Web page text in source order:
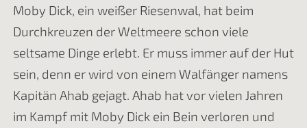
Moby Dick, ein weißer Riesenwal, hat beim
Durchkreuzen der Weltmeere schon viele
seltsame Dinge erlebt. Er muss immer auf der Hut
sein, denn er wird von einem Walfänger namens
Kapitän Ahab gejagt. Ahab hat vor vielen Jahren
im Kampf mit Moby Dick ein Bein verloren und